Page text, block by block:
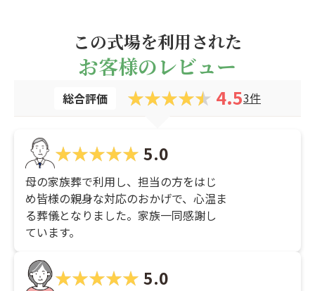
この式場を利用された
お客様のレビュー
総合評価 4.53件
5.0
母の家族葬で利用し、担当の方をはじ
め皆様の親身な対応のおかげで、心温ま
る葬儀となりました。家族一同感謝し
ています。
5.0